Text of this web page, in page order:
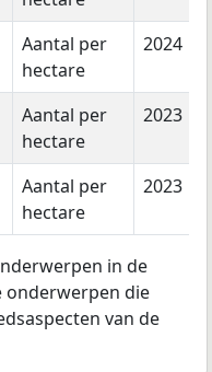
Aantal per
hectare
2024
Aantal per
hectare
2023
Aantal per
hectare
2023
in de
onderwerpen die
van de